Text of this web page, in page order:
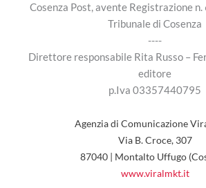
Cosenza Post, avente Registrazione
Tribunale di Cosenza
----
Direttore responsabile Rita Russo –
editore
p.Iva 03357440795
Agenzia di Comunicazione
Via B. Croce, 307
87040 | Montalto Uffugo
www.viralmkt.it